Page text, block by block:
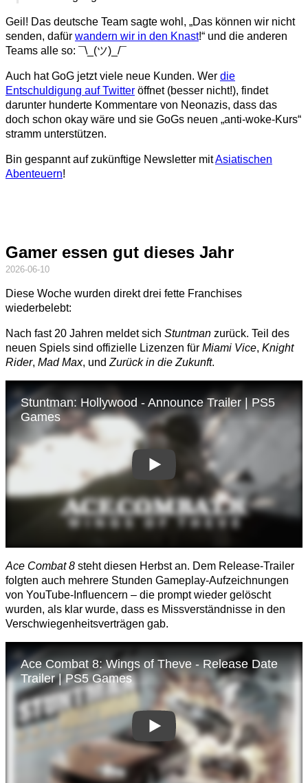
Geil! Das deutsche Team sagte wohl,
Das können wir nicht
senden, dafür wandern wir in den Knast!
und die anderen
Teams alle so: ¯\_(ツ)_/¯
Auch hat GoG jetzt viele neue Kunden. Wer die
Entschuldigung auf Twitter öffnet (besser nicht!), findet
darunter hunderte Kommentare von Neonazis, dass das
doch schon okay wäre und sie GoGs neuen anti-woke-Kurs
stramm unterstützen.
Bin gespannt auf zukünftige Newsletter mitAsiatischen
Abenteuern!
Gamer essen gut dieses Jahr
2026-06-10
Diese Woche wurden direkt drei fette Franchises
wiederbelebt:
Nach fast 20 Jahren meldet sich Stuntman zurück. Teil des
neuen Spiels sind offizielle Lizenzen für Miami Vice, Knight
Rider, Mad Max, und Zurück in die Zukunft.
Ace Combat 8 steht diesen Herbst an. Dem Release-Trailer
folgten auch mehrere Stunden Gameplay-Aufzeichnungen
von YouTube-Influencern – die prompt wieder gelöscht
wurden, als klar wurde, dass es Missverständnisse in den
Verschwiegenheitsverträgen gab.